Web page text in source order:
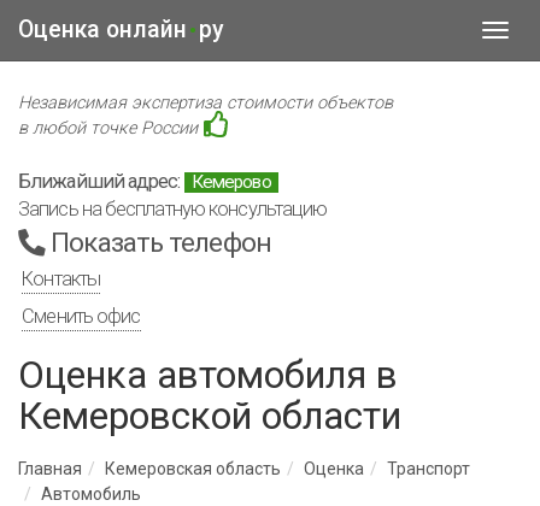
Оценка онлайн • ру
Независимая экспертиза стоимости объектов
в любой точке России
Ближайший адрес: Кемерово
Запись на бесплатную консультацию
Показать телефон
Контакты
Сменить офис
Оценка автомобиля в
Кемеровской области
Главная Кемеровская область Оценка
Транспорт
Автомобиль